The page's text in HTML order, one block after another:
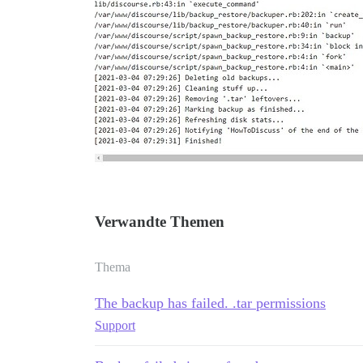
Verwandte Themen
Thema
The backup has failed. .tar permissions
Support